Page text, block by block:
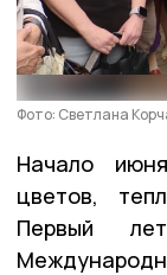
Фото: Светлана
Начало
цветов,
Первый